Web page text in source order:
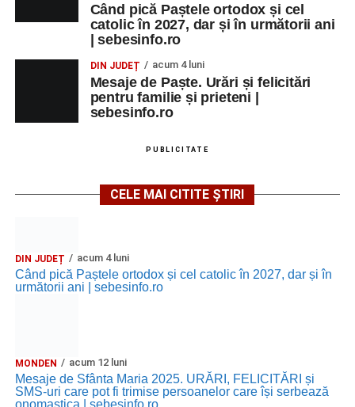
Când pică Paștele ortodox și cel
catolic în 2027, dar și în următorii ani
| sebesinfo.ro
DIN JUDEȚ acum 4 luni
Mesaje de Paște. Urări și felicitări
pentru familie și prieteni |
sebesinfo.ro
PUBLICITATE
CELE MAI CITITE ȘTIRI
DIN JUDEȚ acum 4 luni
Când pică Paștele ortodox și cel catolic în 2027, dar și în
următorii ani | sebesinfo.ro
MONDEN acum 12 luni
Mesaje de Sfânta Maria 2025. URĂRI, FELICITĂRI și
SMS-uri care pot fi trimise persoanelor care își serbează
onomastica | sebesinfo.ro